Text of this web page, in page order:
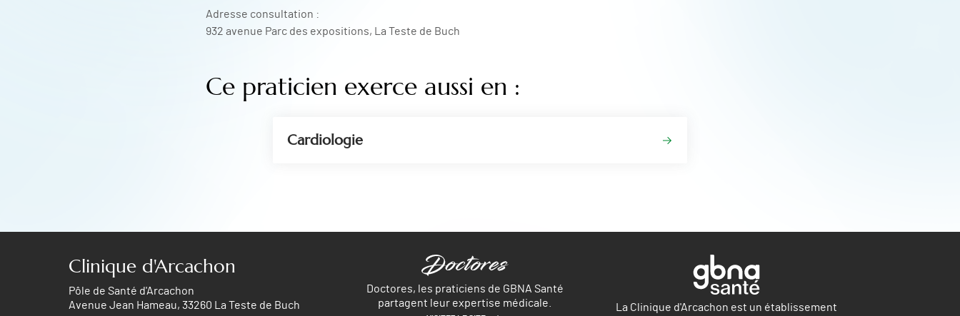
Adresse consultation :
932 avenue Parc des expositions, La Teste de Buch
Ce praticien exerce aussi en :
Cardiologie
Clinique d'Arcachon
Pôle de Santé d'Arcachon
Avenue Jean Hameau, 33260 La Teste de Buch
Doctores, les praticiens de GBNA Santé
partagent leur expertise médicale.
La Clinique d'Arcachon est un établissement